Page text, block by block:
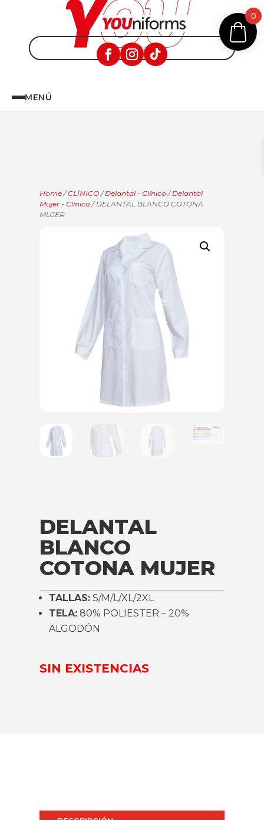
MENÚ
Home /CLÍNICO /Delantal - Clínico /Delantal
Mujer - Clínico / DELANTAL BLANCO COTONA
MUJER
DELANTAL
BLANCO
COTONA MUJER
TALLAS: S/M/L/XL/2XL
TELA: 80% POLIESTER – 20%
ALGODÓN
SIN EXISTENCIAS
0